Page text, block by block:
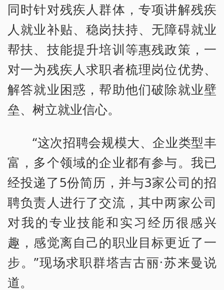
同时针对残疾人群体，专项讲解残疾
人就业补贴、稳岗扶持、无障碍就业
帮扶、技能提升培训等惠残政策，一
对一为残疾人求职者梳理岗位优势、
解答就业困惑，帮助他们破除就业壁
垒、树立就业信心。
“这次招聘会规模大、企业类型丰
富，多个领域的企业都有参与。我已
经投递了5份简历，并与3家公司的招
聘负责人进行了交流，其中两家公司
对我的专业技能和实习经历很感兴
趣，感觉离自己的职业目标更近了一
步。”现场求职群塔吉古丽·苏来曼说
道。